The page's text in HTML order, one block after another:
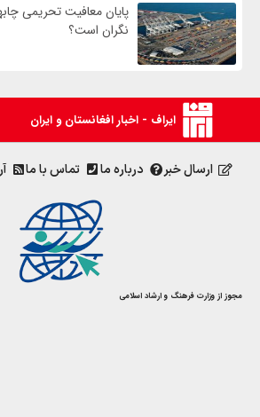
پایان معافیت تحریمی‌
نگران است؟
ایراف - اخبار افغانستان و ایران
ارسال خبر درباره ما تماس با ما
مجوز از وزارت فرهنگ و ارشاد اسلامی